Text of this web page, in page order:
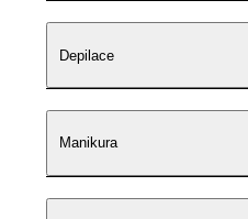
Depilace
Manikura